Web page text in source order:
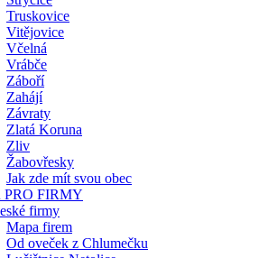
Truskovice
Vitějovice
Včelná
Vrábče
Záboří
Zahájí
Závraty
Zlatá Koruna
Zliv
Žabovřesky
Jak zde mít svou obec
PRO FIRMY
firmy
Mapa firem
Od oveček z Chlumečku